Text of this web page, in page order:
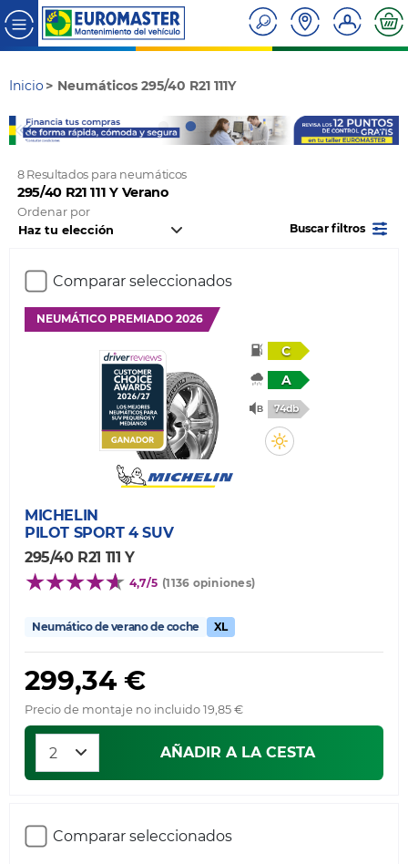
Inicio Neumáticos 295/40 R21 111Y
8 Resultados para neumáticos
295/40 R21 111 Y Verano
Ordenar por
Buscar filtros
Comparar seleccionados
NEUMÁTICO PREMIADO 2026
C
A
74db
MICHELIN
PILOT SPORT 4 SUV
295/40 R21 111 Y
4,7/5 (1136 opiniones)
Neumático de verano de coche XL
299,34 €
Precio de montaje no incluido 19,85 €
AÑADIR A LA CESTA
Comparar seleccionados